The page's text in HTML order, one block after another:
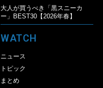
大人が買うべき「黒スニーカ
ー」BEST30【2026年春】
WATCH
ニュース
トピック
まとめ